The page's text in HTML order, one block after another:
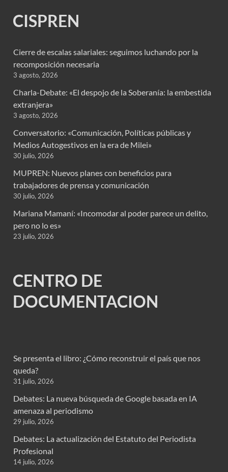
CISPREN
Cierre de escalas salariales: seguimos luchando por la
recomposición necesaria
3 agosto, 2026
Charla-Debate: «El despojo de la Soberanía: la embestida
extranjera»
3 agosto, 2026
Conversatorio: «Comunicación, Políticas públicas y
Medios Autogestivos en la era de Milei»
30 julio, 2026
MUPREN: Nuevos planes con beneficios para
trabajadores de prensa y comunicación
30 julio, 2026
Mariana Mamaní: «Incomodar al poder parece un delito,
pero no lo es»
23 julio, 2026
CENTRO DE
DOCUMENTACION
Se presenta el libro: ¿Cómo reconstruir el país que nos
queda?
31 julio, 2026
Debates: La nueva búsqueda de Google basada en IA
amenaza al periodismo
29 julio, 2026
Debates: La actualización del Estatuto del Periodista
Profesional
14 julio, 2026